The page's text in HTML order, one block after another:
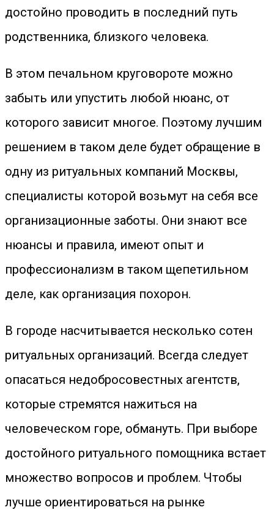
достойно проводить в последний путь
родственника, близкого человека.
В этом печальном круговороте можно
забыть или упустить любой нюанс, от
которого зависит многое. Поэтому лучшим
решением в таком деле будет обращение в
одну из ритуальных компаний Москвы,
специалисты которой возьмут на себя все
организационные заботы. Они знают все
нюансы и правила, имеют опыт и
профессионализм в таком щепетильном
деле, как организация похорон.
В городе насчитывается несколько сотен
ритуальных организаций. Всегда следует
опасаться недобросовестных агентств,
которые стремятся нажиться на
человеческом горе, обмануть. При выборе
достойного ритуального помощника встает
множество вопросов и проблем. Чтобы
лучше ориентироваться на рынке